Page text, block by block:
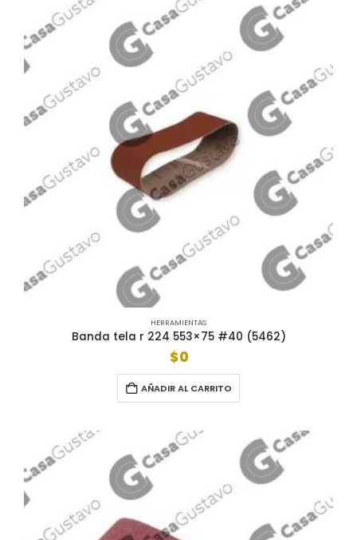
HERRAMIENTAS
Banda tela r 224 553×75 #40 (5462)
$0
AÑADIR AL CARRITO